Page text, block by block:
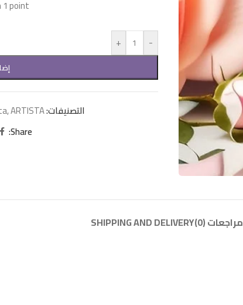
point!
-
+
التصنيفات: ,ARTISTA
Share:
مراجعات (0) SHIPPING AND DELIVERY